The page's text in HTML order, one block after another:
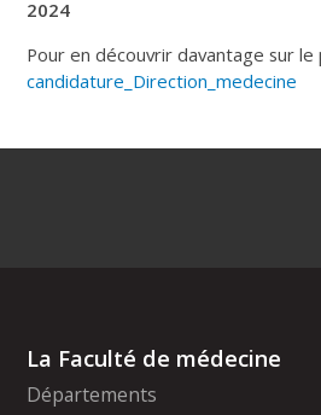
2024
Pour en découvrir davantage sur
candidature_Direction_medecine
La Faculté de médecine
Départements